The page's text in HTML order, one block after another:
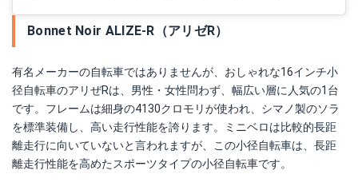
Bonnet Noir ALIZE-R（アリゼR）
有名メーカーの自転車ではありませんが、おしゃれな16インチ小
径自転車のアリぜRは、男性・女性問わず、幅広い層に人気の1台
です。フレームは細身の4130クロモリが使われ、シマノ製のソラ
を標準装備し、高い走行性能を誇ります。ミニベロは比較的長距
離走行に向いていないと言われますが、この小径自転車は、長距
離走行性能を高めたスポーツタイプの小径自転車です。